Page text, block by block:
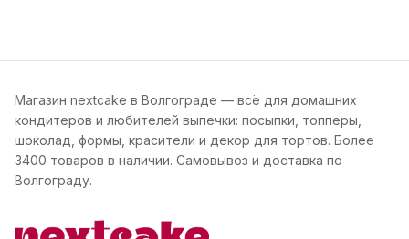
Магазин nextcake в Волгограде — всё для домашних
кондитеров и любителей выпечки: посыпки, топперы,
шоколад, формы, красители и декор для тортов. Более
3400 товаров в наличии. Самовывоз и доставка по
Волгограду.